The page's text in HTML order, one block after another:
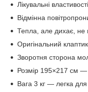
Лікувальні
Відмінна
Тепла, але дихає, не
Оригінальний
Зворотня сторона
Розмір 195×217 см —
Вага 3 кг — легка